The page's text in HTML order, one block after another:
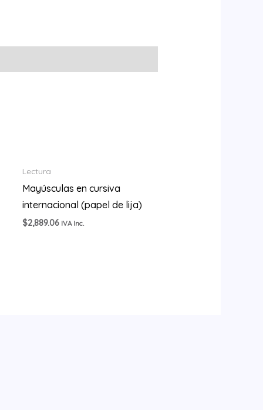
Lectura
Mayúsculas en cursiva
internacional (papel de lija)
$2,889.06 IVA Inc.